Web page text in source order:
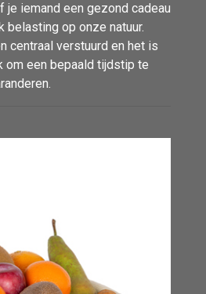
iemand een gezond cadeau
belasting op onze natuur.
centraal verstuurd en het is
om een bepaald tijdstip te